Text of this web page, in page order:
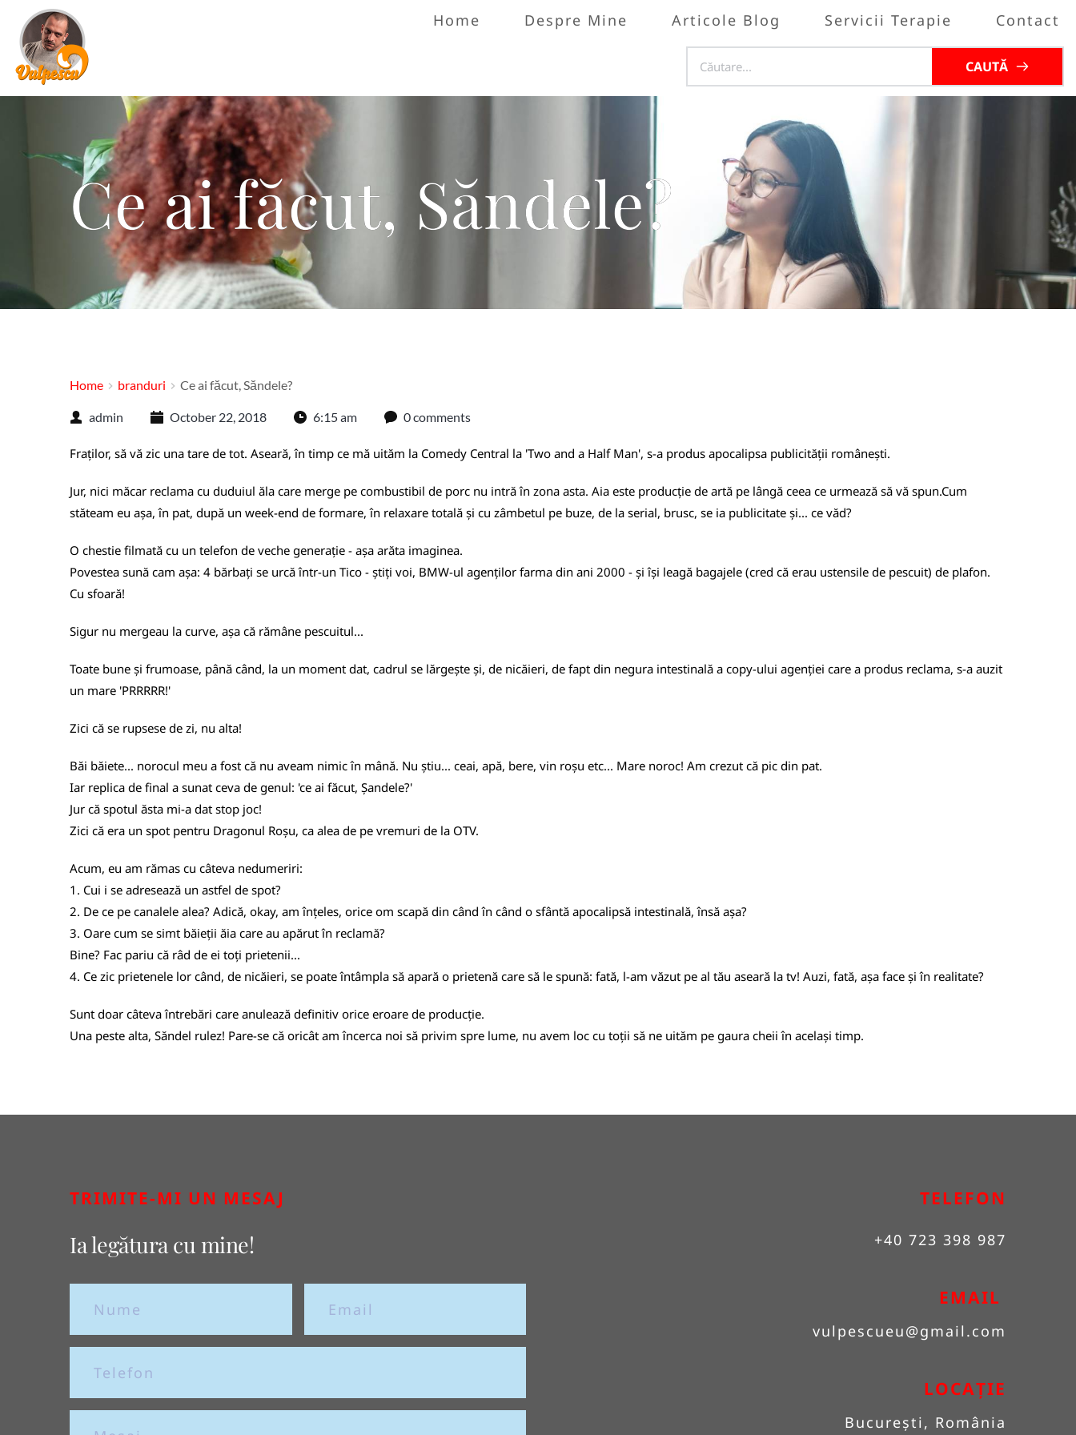
Home Despre Mine Articole Blog Servicii Terapie Contact
CAUTĂ
Ce ai făcut, Săndele?
Home branduri Ce ai făcut, Săndele?
admin October 22, 2018 6:15 am 0 comments
Fraților, să vă zic una tare de tot. Aseară, în timp ce mă uităm la Comedy Central la 'Two and a Half Man', s-a produs apocalipsa publicității românești.
Jur, nici măcar reclama cu duduiul ăla care merge pe combustibil de porc nu intră în zona asta. Aia este producție de artă pe lângă ceea ce urmează să vă spun.Cum
stăteam eu așa, în pat, după un week-end de formare, în relaxare totală și cu zâmbetul pe buze, de la serial, brusc, se ia publicitate și... ce văd?
O chestie filmată cu un telefon de veche generație - așa arăta imaginea.
Povestea sună cam așa: 4 bărbați se urcă într-un Tico - știți voi, BMW-ul agenților farma din ani 2000 - și își leagă bagajele (cred că erau ustensile de pescuit) de plafon.
Cu sfoară!
Sigur nu mergeau la curve, așa că rămâne pescuitul...
Toate bune și frumoase, până când, la un moment dat, cadrul se lărgește și, de nicăieri, de fapt din negura intestinală a copy-ului agenției care a produs reclama, s-a auzit
un mare 'PRRRRR!'
Zici că se rupsese de zi, nu alta!
Băi băiete... norocul meu a fost că nu aveam nimic în mână. Nu știu... ceai, apă, bere, vin roșu etc... Mare noroc! Am crezut că pic din pat.
Iar replica de final a sunat ceva de genul: 'ce ai făcut, Șandele?'
Jur că spotul ăsta mi-a dat stop joc!
Zici că era un spot pentru Dragonul Roșu, ca alea de pe vremuri de la OTV.
Acum, eu am rămas cu câteva nedumeriri:
1. Cui i se adresează un astfel de spot?
2. De ce pe canalele alea? Adică, okay, am înțeles, orice om scapă din când în când o sfântă apocalipsă intestinală, însă așa?
3. Oare cum se simt băieții ăia care au apărut în reclamă?
Bine? Fac pariu că râd de ei toți prietenii...
4. Ce zic prietenele lor când, de nicăieri, se poate întâmpla să apară o prietenă care să le spună: fată, l-am văzut pe al tău aseară la tv! Auzi, fată, așa face și în realitate?
Sunt doar câteva întrebări care anulează definitiv orice eroare de producție.
Una peste alta, Săndel rulez! Pare-se că oricât am încerca noi să privim spre lume, nu avem loc cu toții să ne uităm pe gaura cheii în același timp.
TRIMITE-MI UN MESAJ
Ia legătura cu mine!
TELEFON
+40 723 398 987
EMAIL
vulpescueu@gmail.com
LOCAȚIE
București, România